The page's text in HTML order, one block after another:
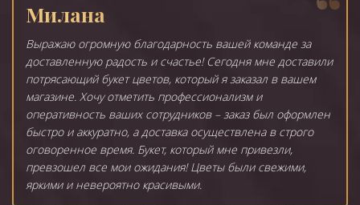
Милана
Выражаю огромную благодарность вашей команде за
доставленную радость и счастье! Сегодня мне доставили
потрясающий букет цветов, который я заказал в вашем
магазине. Хочу отметить профессионализм и
оперативность ваших сотрудников – заказ был оформлен
быстро и аккуратно, а доставка осуществлена в строго
оговоренное время. Букет, который мне привезли,
превзошел все мои ожидания! Цветы были свежими,
яркими и невероятно красивыми.